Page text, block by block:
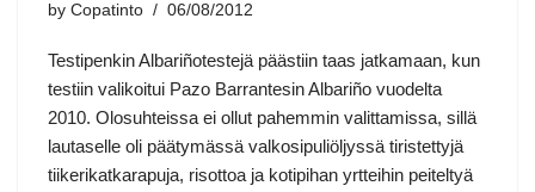
by Copatinto 06/08/2012
Testipenkin Albariñotestejä päästiin taas jatkamaan, kun
testiin valikoitui Pazo Barrantesin Albariño vuodelta
2010. Olosuhteissa ei ollut pahemmin valittamissa, sillä
lautaselle oli päätymässä valkosipuliöljyssä tiristettyjä
tiikerikatkarapuja, risottoa ja kotipihan yrtteihin peiteltyä